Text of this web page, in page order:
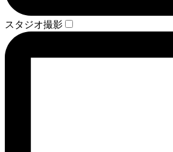
スタジオ撮影